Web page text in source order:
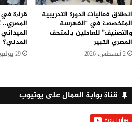
انطلاق فعاليات الدورة التدريبية
المتخصصة في “الفهرسة
والتصنيف” للعاملين بالمتحف
المصري الكبير
2 أغسطس، 2026
قراءة
المدني؟
29 يوليو، 2026
قناة بوابة العمال على يوتيوب